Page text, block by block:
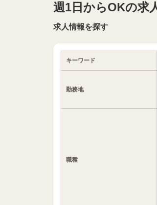
週1日からOKの求
求人情報を探す
キーワード
勤務地
職種